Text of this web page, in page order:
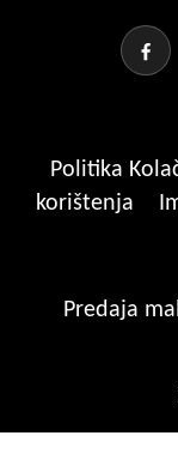
Politika
korištenja
Predaja